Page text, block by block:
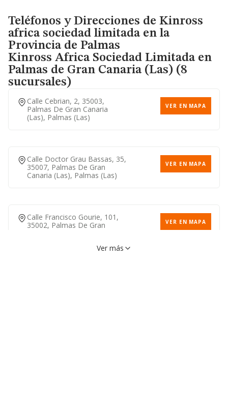
Teléfonos y Direcciones de Kinross
africa sociedad limitada en la
Provincia de Palmas
Kinross Africa Sociedad Limitadaen
Palmas de Gran Canaria (Las) (8
sucursales)
Calle Cebrian, 2, 35003,
Palmas De Gran Canaria
(las), Palmas (las)
VER EN MAPA
Calle Doctor Grau Bassas, 35,
35007, Palmas De Gran
Canaria (las), Palmas (las)
VER EN MAPA
Calle Francisco Gourie, 101,
35002, Palmas De Gran
VER EN MAPA
Ver más